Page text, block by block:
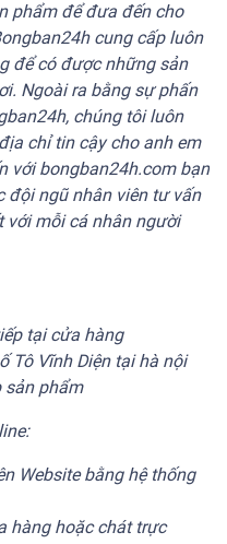
phẩm để đưa đến cho
cung cấp luôn
để có được những sản
Ngoài ra bằng sự phấn
chúng tôi luôn
chỉ tin cậy cho anh em
với bongban24h.com bạn
đội ngũ nhân viên tư vấn
với mỗi cá nhân người
tại cửa hàng
Tô Vĩnh Diện tại hà nội
sản phẩm
Website bằng hệ thống
hàng hoặc chát trực